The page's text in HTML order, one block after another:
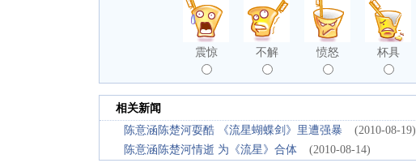
震惊 不解 愤怒 杯具
相关新闻
陈意涵陈楚河耍酷 《流星蝴蝶剑》里遭强暴
(2010-08-19)
陈意涵陈楚河情逝 为《流星》合体
(2010-08-14)